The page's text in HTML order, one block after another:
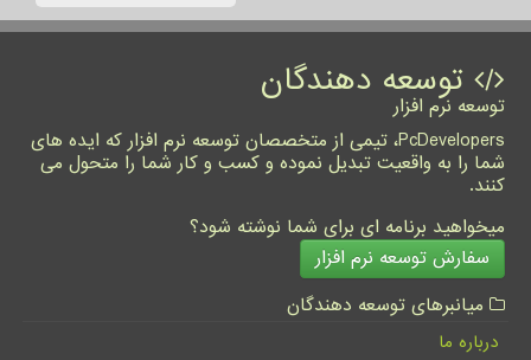
توسعه دهندگان
توسعه نرم افزار
PcDevelopers، تیمی از متخصصان توسعه نرم افزار که ایده های
شما را به واقعیت تبدیل نموده و کسب و کار شما را متحول می
کنند.
میخواهید برنامه ای برای شما نوشته شود؟
سفارش توسعه نرم افزار
میانبرهای توسعه دهندگان
درباره ما